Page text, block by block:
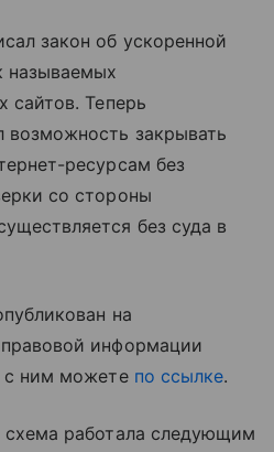
закон об ускоренной
называемых
сайтов. Теперь
возможность закрывать
ресурсам без
со стороны
без суда в
на
информации
с ним можете по ссылке.
схема работала следующим